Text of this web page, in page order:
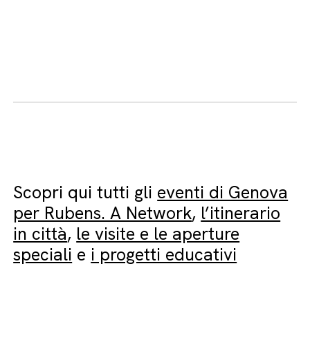
Scopri qui tutti gli eventi di Genova
per Rubens. A Network, l’itinerario
in città, le visite e le aperture
speciali e i progetti educativi